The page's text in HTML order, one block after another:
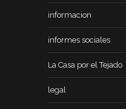
informacion
informes sociales
La Casa por el Tejado
legal